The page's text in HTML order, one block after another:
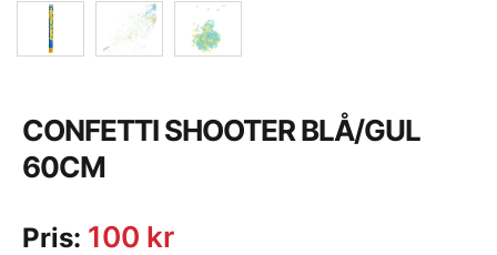
CONFETTI SHOOTER BLÅ/GUL
60CM
Pris: 100 kr